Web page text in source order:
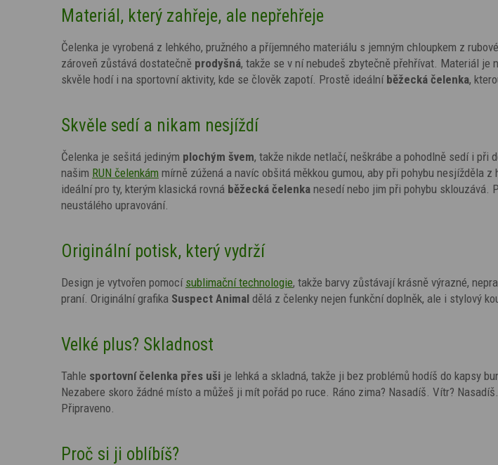
Materiál, který zahřeje, ale nepřehřeje
Čelenka je vyrobená z lehkého, pružného a příjemného materiálu s jemným chloupkem z
zároveň zůstává dostatečně prodyšná, takže se v ní nebudeš zbytečně přehřívat. Materiál je
skvěle hodí i na sportovní aktivity, kde se člověk zapotí. Prostě ideální běžecká čelenka,
Skvěle sedí a nikam nesjíždí
Čelenka je sešitá jediným plochým švem, takže nikde netlačí, neškrábe a pohodlně sedí i
našim RUN čelenkám mírně zúžená a navíc obšitá měkkou gumou, aby při pohybu nesjížděla
ideální pro ty, kterým klasická rovná běžecká čelenka nesedí nebo jim při pohybu sklouzává.
neustálého upravování.
Originální potisk, který vydrží
Design je vytvořen pomocí sublimační technologie, takže barvy zůstávají krásně výrazné,
praní. Originální grafika Suspect Animal dělá z čelenky nejen funkční doplněk, ale i stylový
Velké plus? Skladnost
Tahle sportovní čelenka přes uši je lehká a skladná, takže ji bez problémů hodíš do kapsy
Nezabere skoro žádné místo a můžeš ji mít pořád po ruce. Ráno zima? Nasadíš. Vítr?
Připraveno.
Proč si ji oblíbíš?